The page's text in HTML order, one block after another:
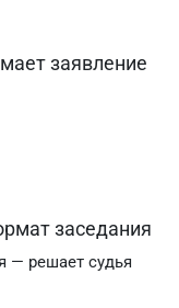
заявление
заседания
— решает судья